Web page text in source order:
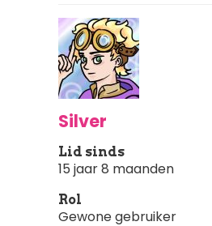
Silver
Lid sinds
15 jaar 8 maanden
Rol
Gewone gebruiker